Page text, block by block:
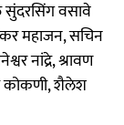
वसावे
महाजन, सचिन
नांद्रे, श्रावण
कोकणी, शैलेश